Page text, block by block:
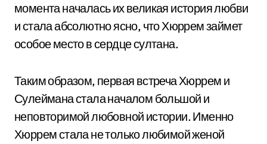
момента началась их великая история любви
и стала абсолютно ясно, что Хюррем займет
особое место в сердце султана.
Таким образом, первая встреча Хюррем и
Сулеймана стала началом большой и
неповторимой любовной истории. Именно
Хюррем стала не только любимой женой